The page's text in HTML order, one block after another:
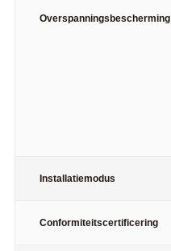
Overspanningsbescherming
Installatiemodus
Conformiteitscertificering